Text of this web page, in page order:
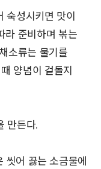
숙성시키면 맛이
라 준비하며 볶는
소류는 물기를
양념이 겉돌지
만든다.
씻어 끓는 소금물에